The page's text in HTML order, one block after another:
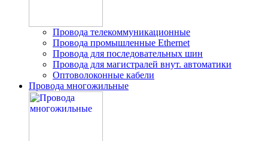
Провода телекоммуникационные
Провода промышленные Ethernet
Провода для последовательных шин
Проводa для магистралей внут. автоматики
Оптоволоконные кабели
Провода многожильные